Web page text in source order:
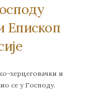
Епископ
херцеговачки и
се у Господу.